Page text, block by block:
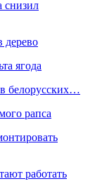
снизил
дерево
ягода
в белорусских…
рапса
работать